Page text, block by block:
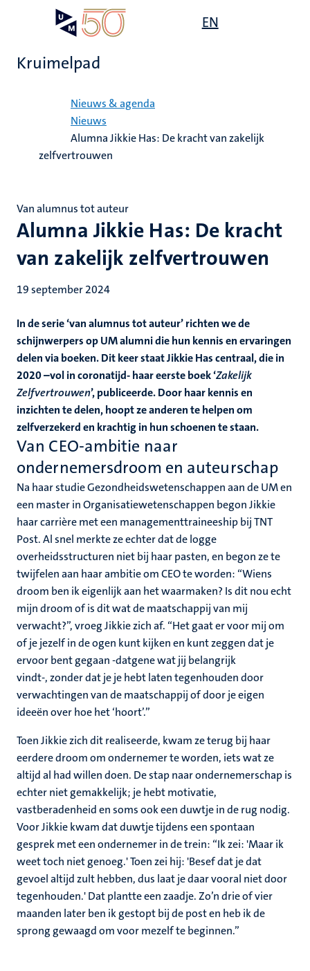
EN
Kruimelpad
Nieuws & agenda
Nieuws
Alumna Jikkie Has: De kracht van zakelijk
zelfvertrouwen
Alumna Jikkie Has: De kracht
van zakelijk zelfvertrouwen
Van alumnus tot auteur
19 september 2024
In de serie ‘van alumnus tot auteur’ richten we de
schijnwerpers op UM alumni die hun kennis en ervaringen
delen via boeken. Dit keer staat Jikkie Has centraal, die in
2020 –vol in coronatijd- haar eerste boek ‘Zakelijk
Zelfvertrouwen’, publiceerde. Door haar kennis en
inzichten te delen, hoopt ze anderen te helpen om
zelfverzekerd en krachtig in hun schoenen te staan.
Van CEO-ambitie naar
ondernemersdroom en auteurschap
Na haar studie Gezondheidswetenschappen aan de UM en
een master in Organisatiewetenschappen begon Jikkie
haar carrière met een managementtraineeship bij TNT
Post. Al snel merkte ze echter dat de logge
overheidsstructuren niet bij haar pasten, en begon ze te
twijfelen aan haar ambitie om CEO te worden: “Wiens
droom ben ik eigenlijk aan het waarmaken? Is dit nou echt
mijn droom of is dit wat de maatschappij van mij
verwacht?”, vroeg Jikkie zich af. “Het gaat er voor mij om
of je jezelf in de ogen kunt kijken en kunt zeggen dat je
ervoor bent gegaan -datgene wat jij belangrijk
vindt-, zonder dat je je hebt laten tegenhouden door
verwachtingen van de maatschappij of door je eigen
ideeën over hoe het ‘hoort’.”
Toen Jikkie zich dit realiseerde, kwam ze terug bij haar
eerdere droom om ondernemer te worden, iets wat ze
altijd al had willen doen. De stap naar ondernemerschap is
echter niet gemakkelijk; je hebt motivatie,
vastberadenheid en soms ook een duwtje in de rug nodig.
Voor Jikkie kwam dat duwtje tijdens een spontaan
gesprek met een ondernemer in de trein: “Ik zei: 'Maar ik
weet toch niet genoeg.' Toen zei hij: 'Besef dat je dat
gevoel altijd zult hebben, dus laat je daar vooral niet door
tegenhouden.' Dat plantte een zaadje. Zo’n drie of vier
maanden later ben ik gestopt bij de post en heb ik de
sprong gewaagd om voor mezelf te beginnen.”